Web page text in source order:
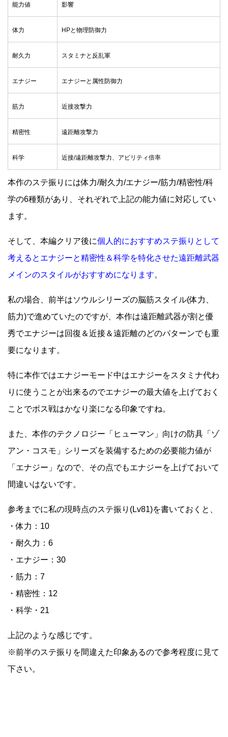
能力値 影響
体力 HPと物理防御力
耐久力 スタミナと反乱軍
エナジー エナジーと属性防御力
筋力 近接攻撃力
精密性 遠距離攻撃力
科学 近接/遠距離攻撃力、アビリティ倍率
本作のステ振りには体力/耐久力/エナジー/筋力/精密性/科
学の6種類があり、それぞれで上記の能力値に対応してい
ます。
そして、本編クリア後に個人的におすすめステ振りとして
考えるとエナジーと精密性＆科学を特化させた遠距離武器
メインのスタイルがおすすめになります。
私の場合、前半はソウルシリーズの脳筋スタイル(体力、
筋力)で進めていたのですが、本作は遠距離武器が割と優
秀でエナジーは回復＆近接＆遠距離のどのパターンでも重
要になります。
特に本作ではエナジーモード中はエナジーをスタミナ代わ
りに使うことが出来るのでエナジーの最大値を上げておく
ことでボス戦はかなり楽になる印象ですね。
また、本作のテクノロジー「ヒューマン」向けの防具「ゾ
アン・コスモ」シリーズを装備するための必要能力値が
「エナジー」なので、その点でもエナジーを上げておいて
間違いはないです。
参考までに私の現時点のステ振り(Lv81)を書いておくと、
・体力：10
・耐久力：6
・エナジー：30
・筋力：7
・精密性：12
・科学・21
上記のような感じです。
※前半のステ振りを間違えた印象あるので参考程度に見て
下さい。